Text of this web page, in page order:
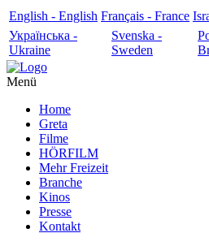
English - English Français - France
Українська -
Ukraine
Svenska -
Sweden
Menü
Home
Greta
Filme
HÖRFILM
Mehr Freizeit
Branche
Kinos
Presse
Kontakt